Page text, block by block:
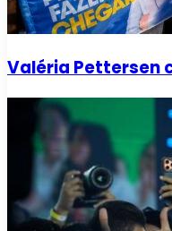
Valéria Pettersen